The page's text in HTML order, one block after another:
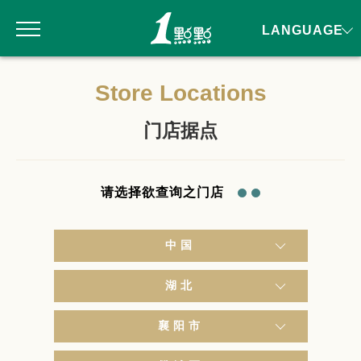
Store Locations
门店据点
请选择欲查询之门店
中国
湖北
襄阳市
LANGUAGE